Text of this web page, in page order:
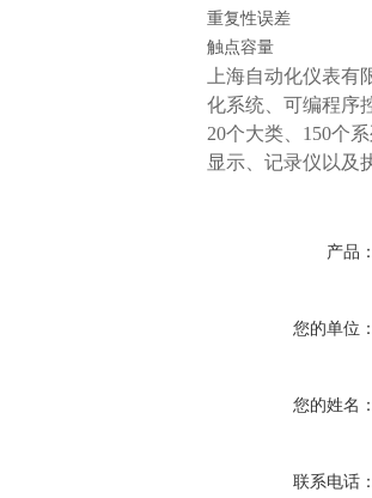
重复性误差
触点容量
上海自动化仪表有
化系统、可编程序
20个大类、150个
显示、记录仪以及
产品
您的单位
您的姓名
联系电话